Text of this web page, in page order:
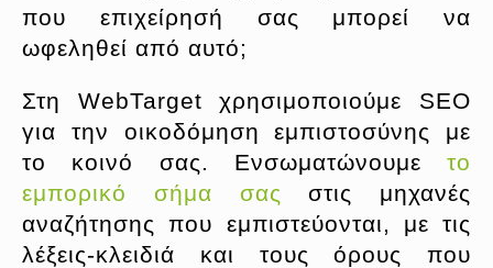
που επιχείρησή σας μπορεί να
ωφεληθεί από αυτό;
Στη WebTarget χρησιμοποιούμε SEO
για την οικοδόμηση εμπιστοσύνης με
το κοινό σας. Ενσωματώνουμε το
εμπορικό σήμα σας στις μηχανές
αναζήτησης που εμπιστεύονται, με τις
λέξεις-κλειδιά και τους όρους που